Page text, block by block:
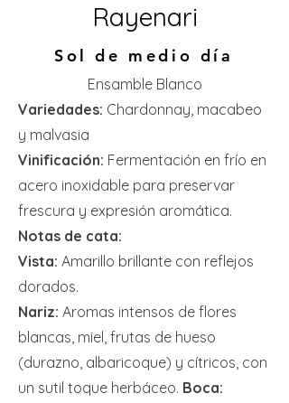
Rayenari
Sol de medio día
Ensamble Blanco
Variedades: Chardonnay, macabeo
y malvasia
Vinificación: Fermentación en frío en
acero inoxidable para preservar
frescura y expresión aromática.
Notas de cata:
Vista: Amarillo brillante con reflejos
dorados.
Nariz: Aromas intensos de flores
blancas, miel, frutas de hueso
(durazno, albaricoque) y cítricos, con
un sutil toque herbáceo. Boca: